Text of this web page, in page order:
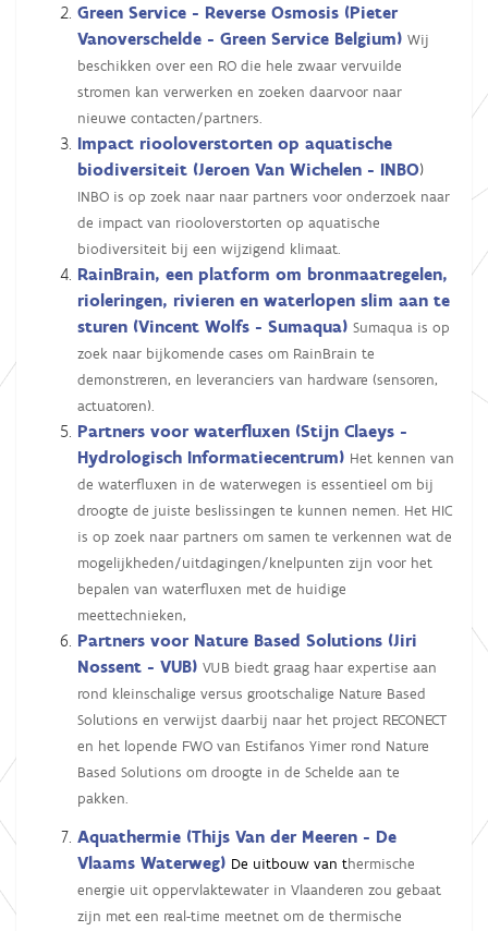
Green Service - Reverse Osmosis (Pieter
Vanoverschelde - Green Service Belgium) Wij
beschikken over een RO die hele zwaar vervuilde
stromen kan verwerken en zoeken daarvoor naar
nieuwe contacten/partners.
Impact riooloverstorten op aquatische
biodiversiteit (Jeroen Van Wichelen - INBO)
INBO is op zoek naar naar partners voor onderzoek naar
de impact van riooloverstorten op aquatische
biodiversiteit bij een wijzigend klimaat.
RainBrain, een platform om bronmaatregelen,
rioleringen, rivieren en waterlopen slim aan te
sturen (Vincent Wolfs - Sumaqua) Sumaqua is op
zoek naar bijkomende cases om RainBrain te
demonstreren, en leveranciers van hardware (sensoren,
actuatoren).
Partners voor waterfluxen (Stijn Claeys -
Hydrologisch Informatiecentrum) Het kennen van
de waterfluxen in de waterwegen is essentieel om bij
droogte de juiste beslissingen te kunnen nemen. Het HIC
is op zoek naar partners om samen te verkennen wat de
mogelijkheden/uitdagingen/knelpunten zijn voor het
bepalen van waterfluxen met de huidige
meettechnieken,
Partners voor Nature Based Solutions (Jiri
Nossent - VUB) VUB biedt graag haar expertise aan
rond kleinschalige versus grootschalige Nature Based
Solutions en verwijst daarbij naar het project RECONECT
en het lopende FWO van Estifanos Yimer rond Nature
Based Solutions om droogte in de Schelde aan te
pakken.
Aquathermie (Thijs Van der Meeren - De
Vlaams Waterweg) De uitbouw van thermische
energie uit oppervlaktewater in Vlaanderen zou gebaat
zijn met een real-time meetnet om de thermische